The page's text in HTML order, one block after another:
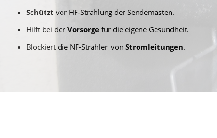
Schützt vor HF-Strahlung der Sendemasten.
Hilft bei derVorsorge für die eigene Gesundheit.
Blockiert die NF-Strahlen vonStromleitungen.